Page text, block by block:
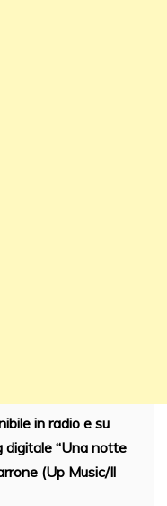
in radio e su
“Una notte
(Up Music/Il